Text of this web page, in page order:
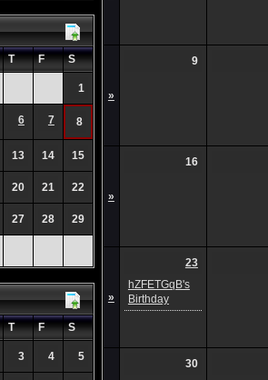
T F S
1
6 7 8
13 14 15
20 21 22
27 28 29
T F S
3 4 5
»
9
»
16
»
23
hZFETGqB's
Birthday
30